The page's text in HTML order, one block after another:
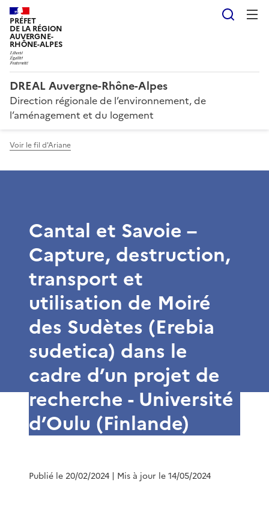
PRÉFET
DE LA RÉGION
AUVERGNE-
RHÔNE-ALPES
DREAL Auvergne-Rhône-Alpes
Direction régionale de l’environnement, de
l’aménagement et du logement
Voir le fil d'Ariane
Cantal et Savoie –
Capture, destruction,
transport et
utilisation de Moiré
des Sudètes (Erebia
sudetica) dans le
cadre d’un projet de
recherche - Université
d’Oulu (Finlande)
Publié le 20/02/2024 | Mis à jour le 14/05/2024